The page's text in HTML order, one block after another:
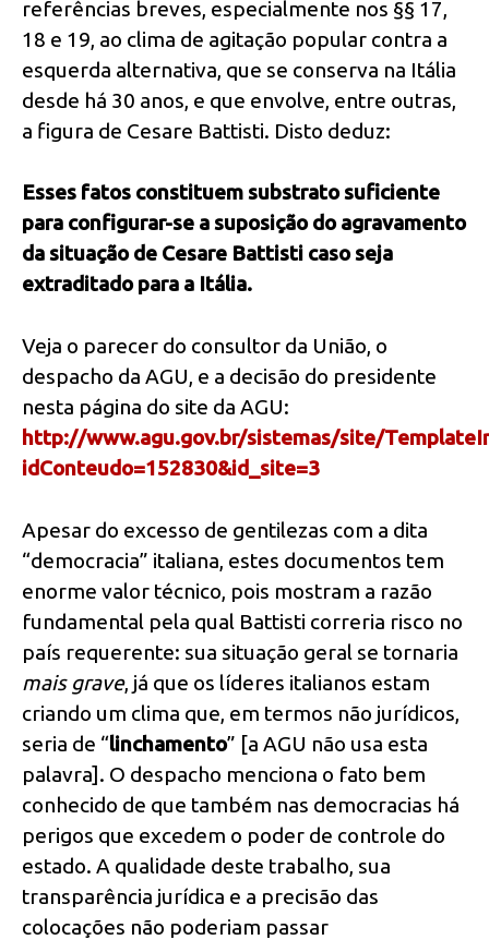
referências breves, especialmente nos §§ 17,
18 e 19, ao clima de agitação popular contra a
esquerda alternativa, que se conserva na Itália
desde há 30 anos, e que envolve, entre outras,
a figura de Cesare Battisti. Disto deduz:
Esses fatos constituem substrato suficiente
para configurar-se a suposição do agravamento
da situação de Cesare Battisti caso seja
extraditado para a Itália.
Veja o parecer do consultor da União, o
despacho da AGU, e a decisão do presidente
nesta página do site da AGU:
http://www.agu.gov.br/sistemas/site/
idConteudo=152830&id_site=3
Apesar do excesso de gentilezas com a dita
“democracia” italiana, estes documentos tem
enorme valor técnico, pois mostram a razão
fundamental pela qual Battisti correria risco no
país requerente: sua situação geral se tornaria
mais grave, já que os líderes italianos estam
criando um clima que, em termos não jurídicos,
seria de “linchamento” [a AGU não usa esta
palavra]. O despacho menciona o fato bem
conhecido de que também nas democracias há
perigos que excedem o poder de controle do
estado. A qualidade deste trabalho, sua
transparência jurídica e a precisão das
colocações não poderiam passar